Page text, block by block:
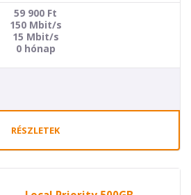
59 900 Ft
150 Mbit/s
15 Mbit/s
0 hónap
RÉSZLETEK